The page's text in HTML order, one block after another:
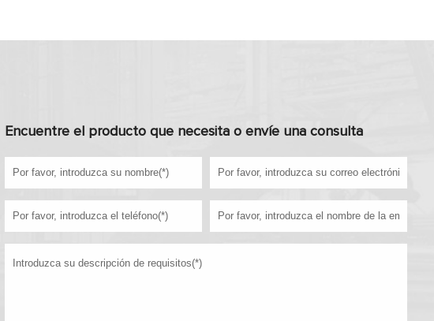
Encuentre el producto que necesita o envíe una consulta